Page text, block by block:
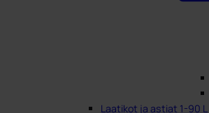
Laatikot ja astiat 1-90 L